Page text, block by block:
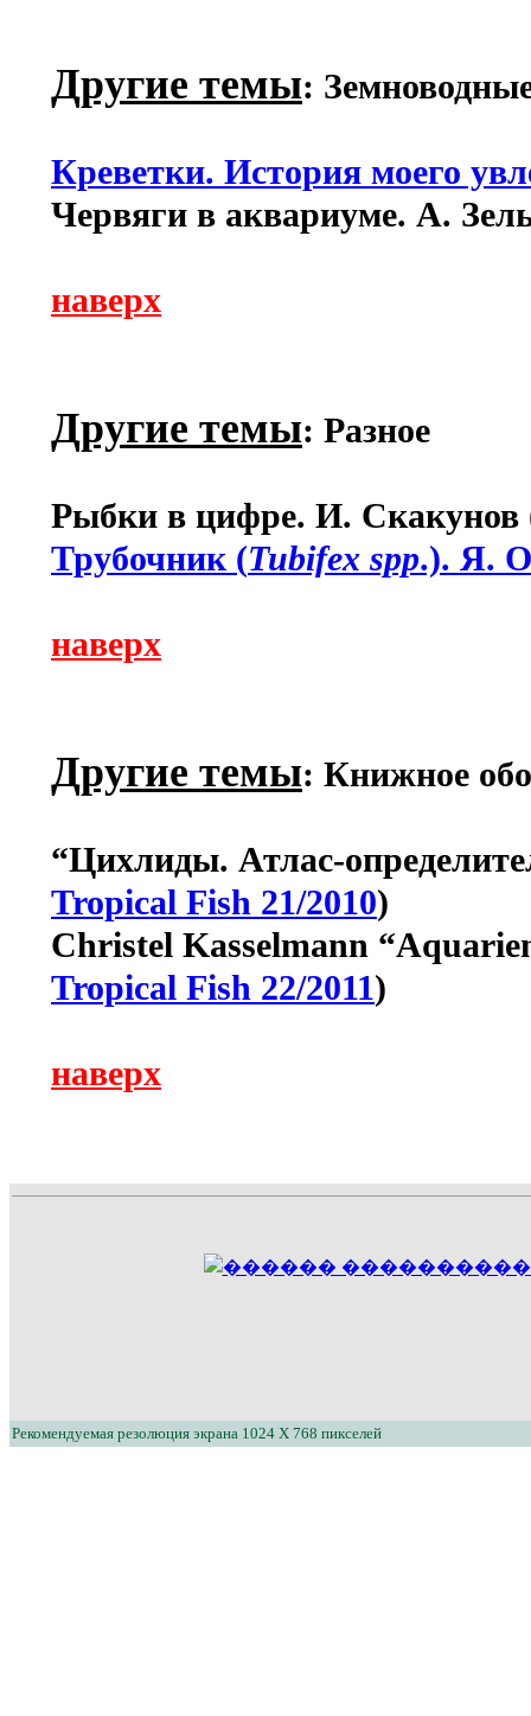
Другие темы:
Креветки. История моего
Червяги в аквариуме. А.
наверх
Другие темы: Разное
Рыбки в цифре. И. Скакунов
Трубочник (Tubifex spp.). Я.
наверх
Другие темы: Книжное
“Цихлиды. Атлас-
Tropical Fish 21/2010)
Christel Kasselmann
Tropical Fish 22/2011)
наверх
Рекомендуемая резолюция экрана 1024 X 768 пикселей